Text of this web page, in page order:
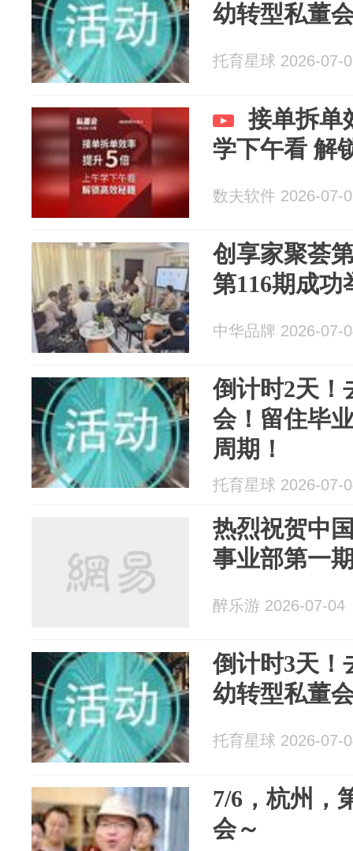
幼转型私董
托育星球 2026-07-
接单拆单
学下午看 解
数夫软件 2026-07-
创享家聚荟
第116期成功
中华品牌 2026-07-
倒计时2天！
会！留住毕
周期！
托育星球 2026-07-
热烈祝贺中
事业部第一
醉乐游 2026-07-04
倒计时3天！
幼转型私董
托育星球 2026-07-
7/6，杭州，
会～